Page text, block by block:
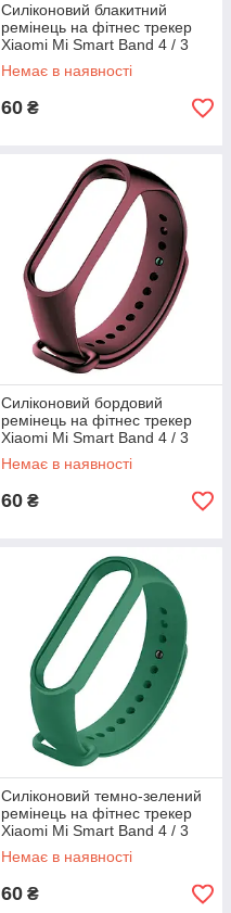
Силіконовий блакитний
ремінець на фітнес трекер
Xiaomi Mi Smart Band 4 / 3
браслет аксесуар заміна
Немає в наявності
60 ₴
Силіконовий бордовий
ремінець на фітнес трекер
Xiaomi Mi Smart Band 4 / 3
браслет аксесуар заміна
Немає в наявності
60 ₴
Силіконовий темно-зелений
ремінець на фітнес трекер
Xiaomi Mi Smart Band 4 / 3
браслет аксесуар заміна
Немає в наявності
60 ₴